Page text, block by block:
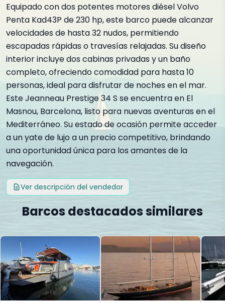
Equipado con dos potentes motores diésel Volvo
Penta Kad43P de 230 hp, este barco puede alcanzar
velocidades de hasta 32 nudos, permitiendo
escapadas rápidas o travesías relajadas. Su diseño
interior incluye dos cabinas privadas y un baño
completo, ofreciendo comodidad para hasta 10
personas, ideal para disfrutar de noches en el mar.
Este Jeanneau Prestige 34 S se encuentra en El
Masnou, Barcelona, listo para nuevas aventuras en el
Mediterráneo. Su estado de ocasión permite acceder
a un yate de lujo a un precio competitivo, brindando
una oportunidad única para los amantes de la
navegación.
Ver descripción del vendedor
Barcos destacados similares